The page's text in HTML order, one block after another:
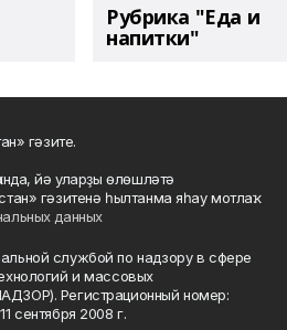
Рубрика "Еда и
напитки"
гәзите.
йә уларҙы өлөшләтә
гәзитенә һылтанма яһау мотлаҡ.
данных
службой по надзору в сфере
и массовых
Регистрационный номер:
сентября 2008 г.